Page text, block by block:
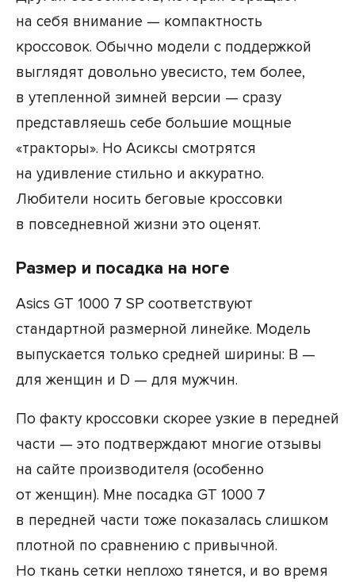
на себя внимание — компактность
кроссовок. Обычно модели с поддержкой
выглядят довольно увесисто, тем более,
в утепленной зимней версии — сразу
представляешь себе большие мощные
«тракторы». Но Асиксы смотрятся
на удивление стильно и аккуратно.
Любители носить беговые кроссовки
в повседневной жизни это оценят.
Размер и посадка на ноге
Asics GT 1000 7 SP соответствуют
стандартной размерной линейке. Модель
выпускается только средней ширины: B —
для женщин и D — для мужчин.
По факту кроссовки скорее узкие в передней
части — это подтверждают многие отзывы
на сайте производителя (особенно
от женщин). Мне посадка GT 1000 7
в передней части тоже показалась слишком
плотной по сравнению с привычной.
Но ткань сетки неплохо тянется, и во время